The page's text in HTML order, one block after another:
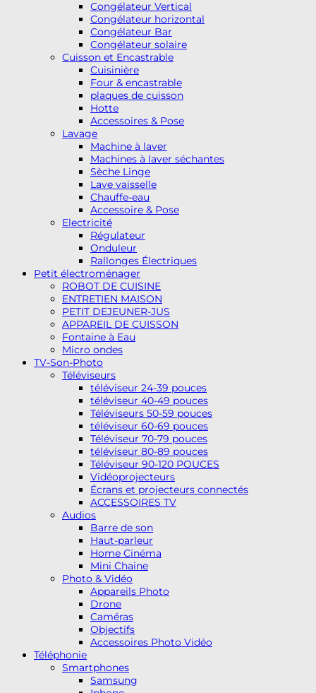
Congélateur Vertical
Congélateur horizontal
Congélateur Bar
Congélateur solaire
Cuisson et Encastrable
Cuisinière
Four & encastrable
plaques de cuisson
Hotte
Accessoires & Pose
Lavage
Machine à laver
Machines à laver séchantes
Sèche Linge
Lave vaisselle
Chauffe-eau
Accessoire & Pose
Electricité
Régulateur
Onduleur
Rallonges Électriques
Petit électroménager
ROBOT DE CUISINE
ENTRETIEN MAISON
PETIT DEJEUNER-JUS
APPAREIL DE CUISSON
Fontaine à Eau
Micro ondes
TV-Son-Photo
Téléviseurs
téléviseur 24-39 pouces
téléviseur 40-49 pouces
Téléviseurs 50-59 pouces
téléviseur 60-69 pouces
Téléviseur 70-79 pouces
téléviseur 80-89 pouces
Téléviseur 90-120 POUCES
Vidéoprojecteurs
Écrans et projecteurs connectés
ACCESSOIRES TV
Audios
Barre de son
Haut-parleur
Home Cinéma
Mini Chaine
Photo & Vidéo
Appareils Photo
Drone
Caméras
Objectifs
Accessoires Photo Vidéo
Téléphonie
Smartphones
Samsung